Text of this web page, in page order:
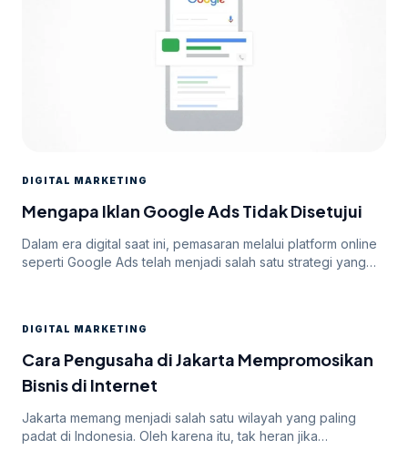
DIGITAL MARKETING
Mengapa Iklan Google Ads Tidak Disetujui
Dalam era digital saat ini, pemasaran melalui platform online
seperti Google Ads telah menjadi salah satu strategi yang
menghadapi tantangan dalam mendapatkan persetujuan
iklan mereka. Dalam artikel ini, kita akan membahas
mengapa […]
DIGITAL MARKETING
Cara Pengusaha di Jakarta Mempromosikan
Bisnis di Internet
Jakarta memang menjadi salah satu wilayah yang paling
padat di Indonesia. Oleh karena itu, tak heran jika